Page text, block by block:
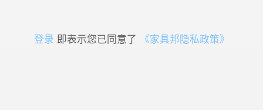
登录 即表示您已同意了 《家具邦隐私政策》